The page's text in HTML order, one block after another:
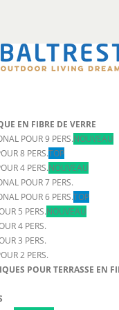
EN FIBRE DE VERRE
POUR 9 PERS.NOUVEAU
8 PERS.TOP
4 PERS.NOUVEAU
POUR 7 PERS.
POUR 6 PERS.TOP
5 PERS.NOUVEAU
4 PERS.
3 PERS.
2 PERS.
POUR TERRASSE EN